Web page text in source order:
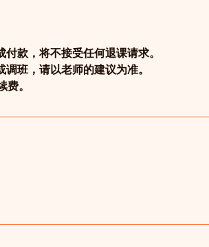
款，将不接受任何退课请求。
班，请以老师的建议为准。
费。